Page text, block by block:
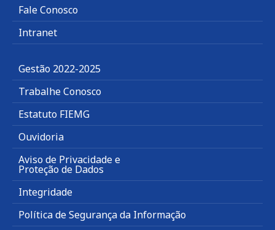
Fale Conosco
Intranet
Gestão 2022-2025
Trabalhe Conosco
Estatuto FIEMG
Ouvidoria
Aviso de Privacidade e
Proteção de Dados
Integridade
Política de Segurança da Informação